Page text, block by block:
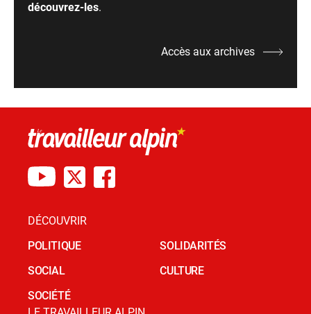
découvrez-les.
Accès aux archives
DÉCOUVRIR
POLITIQUE
SOCIAL
SOCIÉTÉ
SOLIDARITÉS
CULTURE